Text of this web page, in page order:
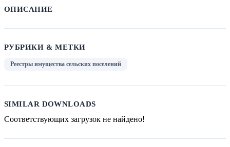
ОПИСАНИЕ
РУБРИКИ & МЕТКИ
Реестры имущества сельских поселений
SIMILAR DOWNLOADS
Соответствующих загрузок не найдено!